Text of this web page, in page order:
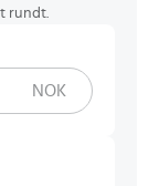
rundt.
NOK